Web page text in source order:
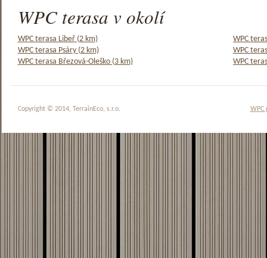
WPC terasa v okolí
WPC terasa Libeř (2 km)
WPC
WPC terasa Psáry (2 km)
WPC
WPC terasa Březová-Oleško (3 km)
WPC
WPC
Copyright © 2014, TerrainEco, s.r.o.